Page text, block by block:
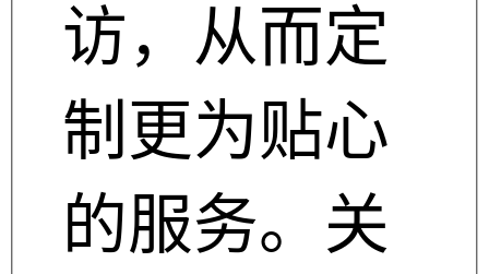
访，从而定
制更为贴心
的服务。关